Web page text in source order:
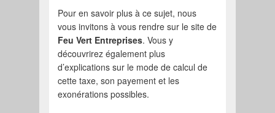
Pour en savoir plus à ce sujet, nous
vous invitons à vous rendre sur le site de
Feu Vert Entreprises. Vous y
découvrirez également plus
d’explications sur le mode de calcul de
cette taxe, son payement et les
exonérations possibles.